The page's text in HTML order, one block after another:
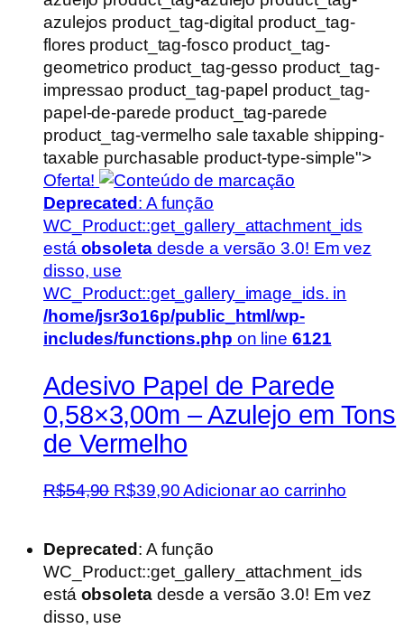
azulejos product_tag-digital product_tag-
flores product_tag-fosco product_tag-
geometrico product_tag-gesso product_tag-
impressao product_tag-papel product_tag-
papel-de-parede product_tag-parede
product_tag-vermelho sale taxable shipping-
taxable purchasable product-type-simple">
Oferta!
Deprecated: A função
WC_Product::get_gallery_attachment_ids
está obsoletadesde a versão 3.0! Em vez
disso, use
WC_Product::get_gallery_image_ids. in
/home/jsr3o16p/public_html/wp-
includes/functions.php on line 6121
Adesivo Papel de Parede
0,58×3,00m – Azulejo em Tons
de Vermelho
R$54,90 O
era:
R$54,90.
R$39,90O
é:
R$39,90.
Adicionar ao carrinho
Deprecated : A função
WC_Product::get_gallery_attachment_ids
está obsoletadesde a versão 3.0! Em vez
disso, use